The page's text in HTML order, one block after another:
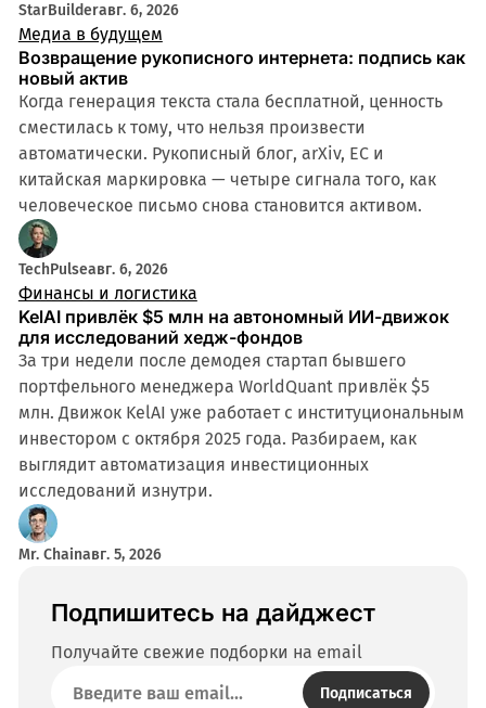
StarBuilderавг. 6, 2026
Медиа в будущем
Возвращение рукописного интернета: подпись как
новый актив
Когда генерация текста стала бесплатной, ценность
сместилась к тому, что нельзя произвести
автоматически. Рукописный блог, arXiv, ЕС и
китайская маркировка — четыре сигнала того, как
человеческое письмо снова становится активом.
TechPulseавг. 6, 2026
Финансы и логистика
KelAI привлёк $5 млн на автономный ИИ-движок
для исследований хедж-фондов
За три недели после демодея стартап бывшего
портфельного менеджера WorldQuant привлёк $5
млн. Движок KelAI уже работает с институциональным
инвестором с октября 2025 года. Разбираем, как
выглядит автоматизация инвестиционных
исследований изнутри.
Mr. Chainавг. 5, 2026
Подпишитесь на дайджест
Получайте свежие подборки на email
Подписаться